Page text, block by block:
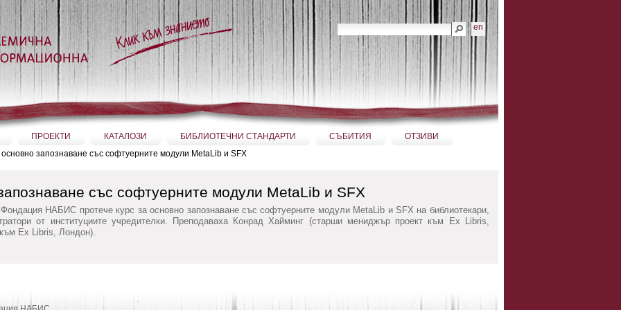
en
Търсене
Разширено търсене...
ПРОЕКТИ КАТАЛОЗИ БИБЛИОТЕЧНИ СТАНДАРТИ СЪБИТИЯ ОТЗИВИ
основно запознаване със софтуерните модули MetaLib и SFX
със софтуерните модули MetaLib и SFX
НАБИС протече курс за основно запознаване със софтуерните модули MetaLib и SFX на библиотекари,
от институциите учредителки. Преподаваха Конрад Хайминг (старши мениджър проект към Ex Libris,
Ex Libris, Лондон).